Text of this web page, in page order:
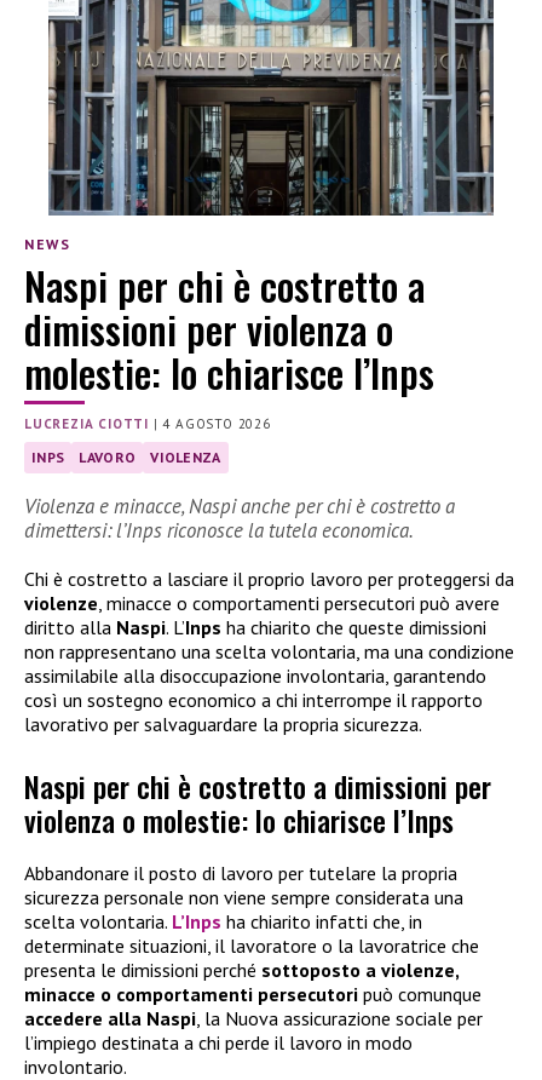
NEWS
Naspi per chi è costretto a
dimissioni per violenza o
molestie: lo chiarisce l’Inps
LUCREZIA CIOTTI |4 AGOSTO 2026
INPS LAVORO VIOLENZA
Violenza e minacce, Naspi anche per chi è costretto a
dimettersi: l’Inps riconosce la tutela economica.
Chi è costretto a lasciare il proprio lavoro per proteggersi da
violenze, minacce o comportamenti persecutori può avere
diritto alla Naspi. L’Inps ha chiarito che queste dimissioni
non rappresentano una scelta volontaria, ma una condizione
assimilabile alla disoccupazione involontaria, garantendo
così un sostegno economico a chi interrompe il rapporto
lavorativo per salvaguardare la propria sicurezza.
Naspi per chi è costretto a dimissioni per
violenza o molestie: lo chiarisce l’Inps
Abbandonare il posto di lavoro per tutelare la propria
sicurezza personale non viene sempre considerata una
scelta volontaria. L’Inps ha chiarito infatti che, in
determinate situazioni, il lavoratore o la lavoratrice che
presenta le dimissioni perché sottoposto a violenze,
minacce o comportamenti persecutori può comunque
accedere alla Naspi , la Nuova assicurazione sociale per
l’impiego destinata a chi perde il lavoro in modo
involontario.